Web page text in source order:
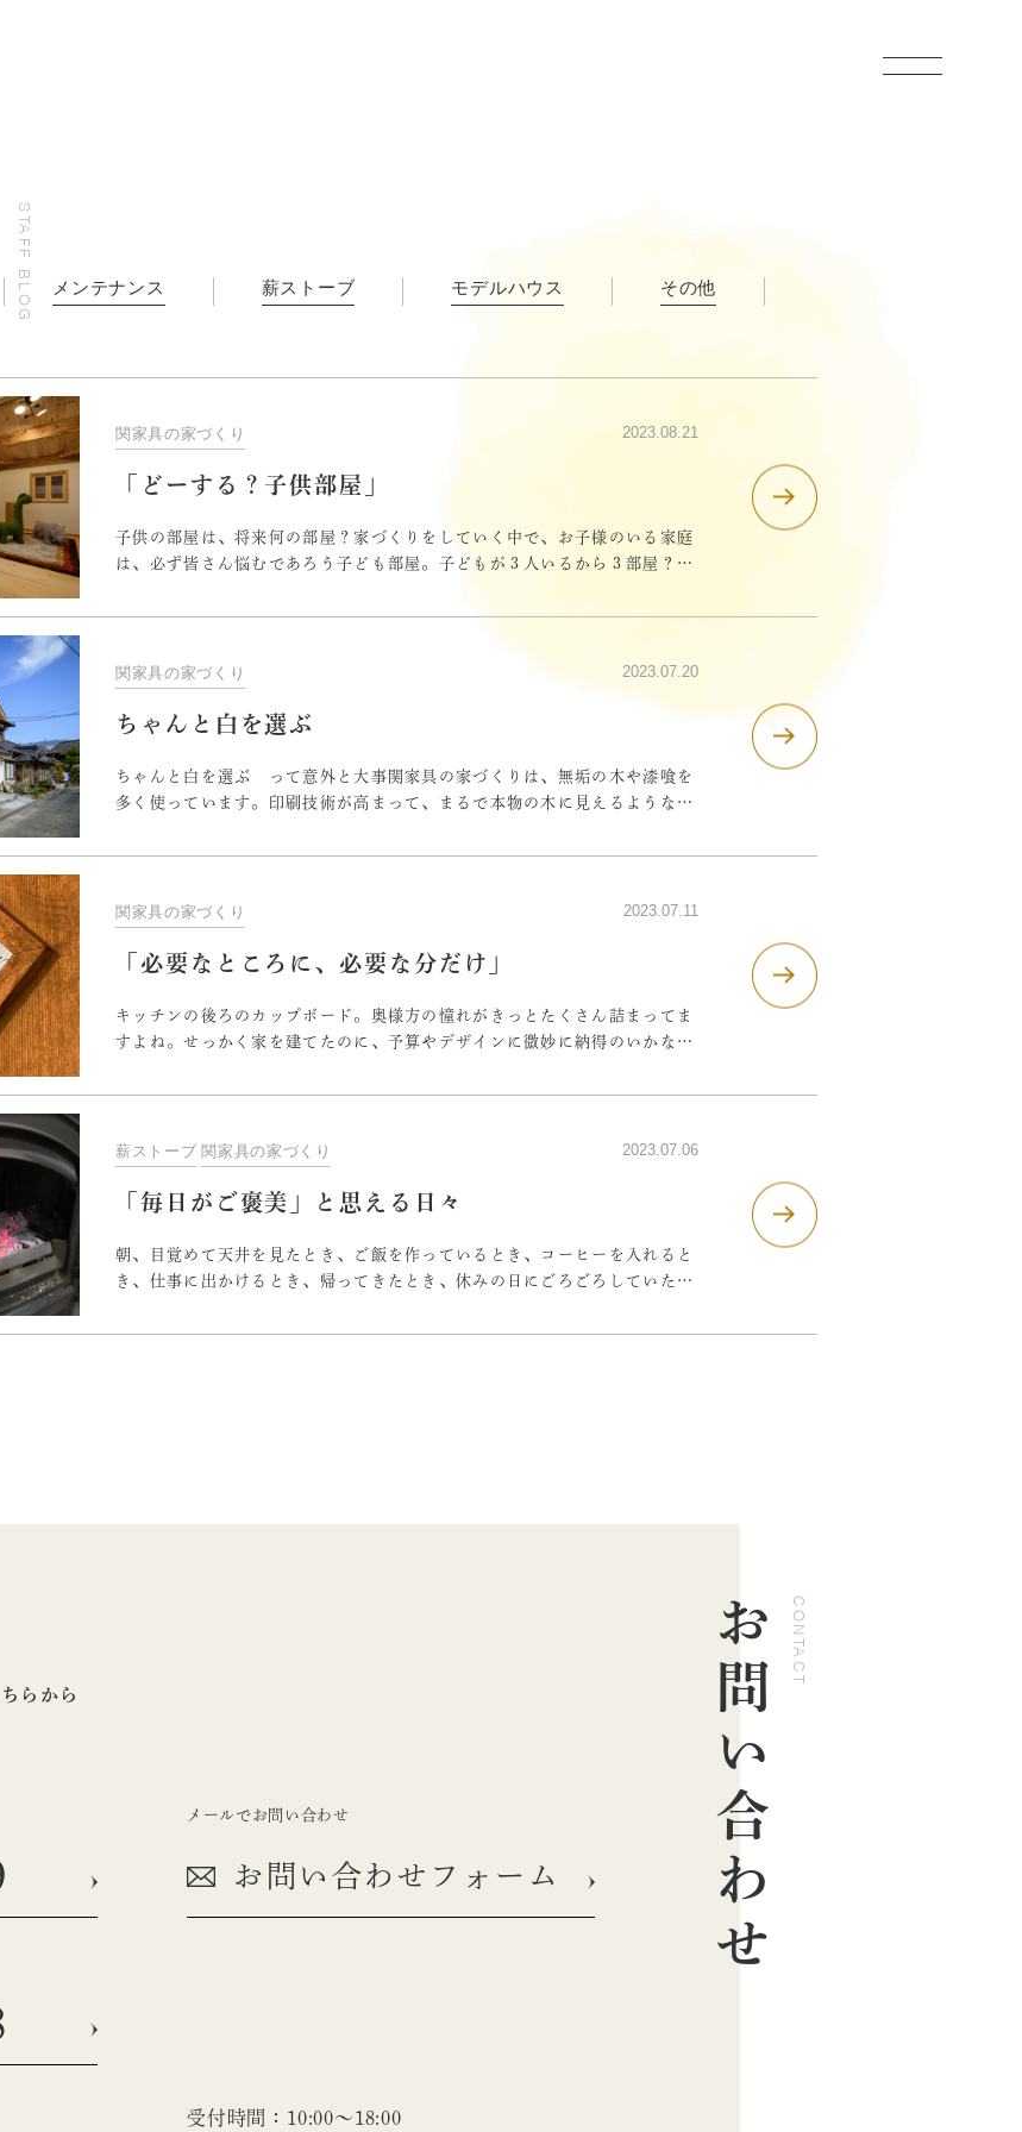
ング
わり
テナンス
施工実績
イベント・お知らせ
スタッフブログ
サイトマップ
STAFF BLOG メンテナンス 薪ストーブ モデルハウス その他
関家具の家づくり 2023.08.21
「どーする？子供部屋」
子供の部屋は、将来何の部屋？家づくりをしていく中で、お子様のいる家庭
は、必ず皆さん悩むであろう子ども部屋。子どもが３人いるから３部屋？大
所？そもそも子ども部屋って必要？悩んで当然です。ちなみに我が家は、子
関家具の家づくり 2023.07.20
ちゃんと白を選ぶ
ちゃんと白を選ぶ って意外と大事関家具の家づくりは、無垢の木や漆喰を
多く使っています。印刷技術が高まって、まるで本物の木に見えるようなプ
もしません。決して印刷物ではない、本物の木を、タイルを、漆喰を、存分
関家具の家づくり 2023.07.11
「必要なところに、必要な分だけ」
キッチンの後ろのカップボード。奥様方の憧れがきっとたくさん詰まってま
すよね。せっかく家を建てたのに、予算やデザインに微妙に納得のいかない
を豊かにする道具」と捉えて、ご要望があればオーダーでカップボードを作
薪ストーブ 関家具の家づくり 2023.07.06
「毎日がご褒美」と思える日々
朝、目覚めて天井を見たとき、ご飯を作っているとき、コーヒーを入れると
き、仕事に出かけるとき、帰ってきたとき、休みの日にごろごろしていた
ている人を、私は知っています。家の近くを通る時でも「おっ！！カッコイ
らから
メールでお問い合わせ
お問い合わせフォーム
受付時間：10:00〜18:00
お問い合わせ CONTACT